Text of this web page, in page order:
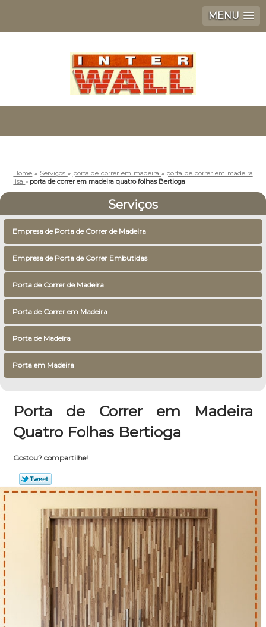
MENU
Home » Serviços » porta de correr em madeira » porta de correr em madeira
lisa» porta de correr em madeira quatro folhas Bertioga
Serviços
Empresa de Porta de Correr de Madeira
Empresa de Porta de Correr Embutidas
Porta de Correr de Madeira
Porta de Correr em Madeira
Porta de Madeira
Porta em Madeira
Porta de Correr em Madeira
Quatro Folhas Bertioga
Gostou? compartilhe!